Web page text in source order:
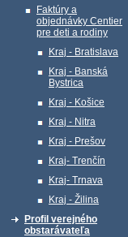
Faktúry a
objednávky Centier
pre deti a rodiny
Kraj - Bratislava
Kraj - Banská
Bystrica
Kraj - Košice
Kraj - Nitra
Kraj - Prešov
Kraj- Trenčín
Kraj- Trnava
Kraj - Žilina
Profil verejného
obstarávateľa